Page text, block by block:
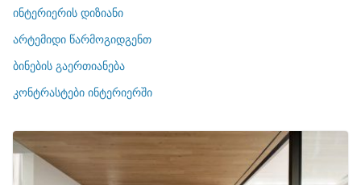
რ
ბ
ი
ინტერიერის დიზიანი
არტემიდი წარმოგიდგენთ
ბინების გაერთიანება
კონტრასტები ინტერიერში